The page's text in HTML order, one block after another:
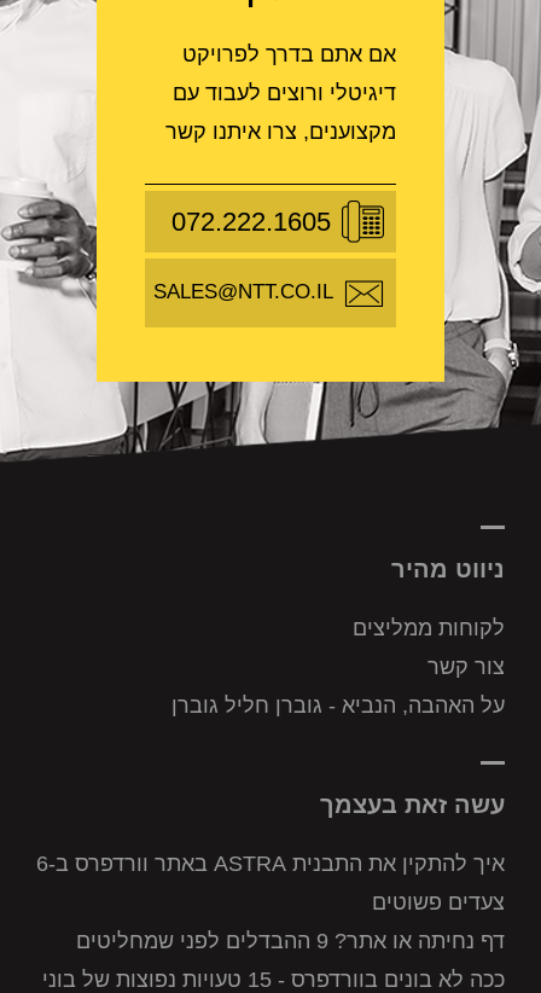
אם אתם בדרך לפרויקט
דיגיטלי ורוצים לעבוד עם
מקצוענים, צרו איתנו קשר
072.222.1605
SALES@NTT.CO.IL
ניווט מהיר
לקוחות ממליצים
צור קשר
על האהבה, הנביא - גוברן חליל גוברן
עשה זאת בעצמך
איך להתקין את התבנית ASTRA באתר וורדפרס ב-6
צעדים פשוטים
דף נחיתה או אתר? 9 ההבדלים לפני שמחליטים
ככה לא בונים בוורדפרס - 15 טעויות נפוצות של בוני